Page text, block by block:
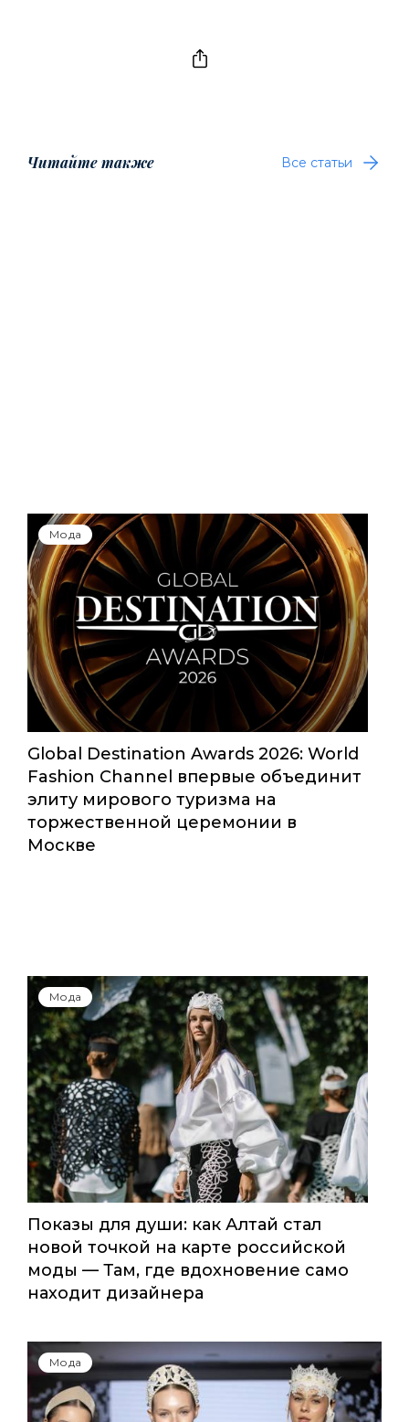
Читайте также Все статьи
Мода
Global Destination Awards 2026: World
Fashion Channel впервые объединит
элиту мирового туризма на
торжественной церемонии в
Москве
Мода
Показы для души: как Алтай стал
новой точкой на карте российской
моды — Там, где вдохновение само
находит дизайнера
Мода